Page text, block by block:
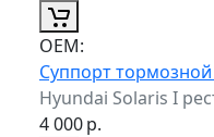
ОЕМ:
Суппорт
Hyundai Solaris I
4 000р.